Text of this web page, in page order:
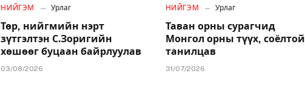
НИЙГЭМ Урлаг
Төр, нийгмийн нэрт
зүтгэлтэн С.Зоригийн
хөшөөг буцаан байрлуулав
03/08/2026
НИЙГЭМ Урлаг
Таван орны сурагчид
Монгол орны түүх, соёлтой
танилцав
31/07/2026